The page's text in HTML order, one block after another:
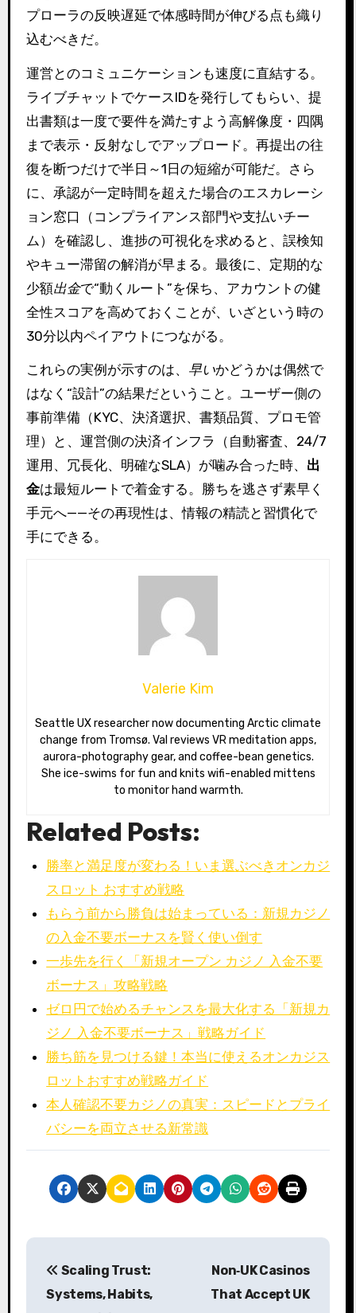
プローラの反映遅延で体感時間が伸びる点も織り
込むべきだ。
運営とのコミュニケーションも速度に直結する。
ライブチャットでケースIDを発行してもらい、提
出書類は一度で要件を満たすよう高解像度・四隅
まで表示・反射なしでアップロード。再提出の往
復を断つだけで半日～1日の短縮が可能だ。さら
に、承認が一定時間を超えた場合のエスカレーシ
ョン窓口（コンプライアンス部門や支払いチー
ム）を確認し、進捗の可視化を求めると、誤検知
やキュー滞留の解消が早まる。最後に、定期的な
少額出金で“動くルート”を保ち、アカウントの健
全性スコアを高めておくことが、いざという時の
30分以内ペイアウトにつながる。
これらの実例が示すのは、 早いかどうかは偶然で
はなく“設計”の結果だということ。ユーザー側の
事前準備（KYC、決済選択、書類品質、プロモ管
理）と、運営側の決済インフラ（自動審査、24/7
運用、冗長化、明確なSLA）が噛み合った時、 出
金は最短ルートで着金する。勝ちを逃さず素早く
手元へ——その再現性は、情報の精読と習慣化で
手にできる。
Valerie Kim
Seattle UX researcher now documenting Arctic climate
change from Tromsø. Val reviews VR meditation apps,
aurora-photography gear, and coffee-bean genetics.
She ice-swims for fun and knits wifi-enabled mittens
to monitor hand warmth.
Related Posts:
勝率と満足度が変わる！いま選ぶべきオンカジ
スロット おすすめ戦略
もらう前から勝負は始まっている：新規カジノ
の入金不要ボーナスを賢く使い倒す
一歩先を行く「新規オープン カジノ 入金不要
ボーナス」攻略戦略
ゼロ円で始めるチャンスを最大化する「新規カ
ジノ 入金不要ボーナス」戦略ガイド
勝ち筋を見つける鍵！本当に使えるオンカジス
ロットおすすめ戦略ガイド
本人確認不要カジノの真実：スピードとプライ
バシーを両立させる新常識
P
Scaling Trust:
Systems, Habits,
Non‑UK Casinos
That Accept UK